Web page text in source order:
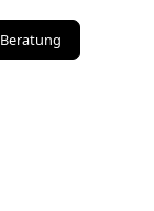
Beratung